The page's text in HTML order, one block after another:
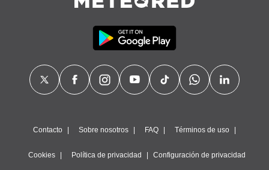
Contacto Sobre nosotros FAQ Términos de uso
Cookies Política de privacidad Configuración de privacidad